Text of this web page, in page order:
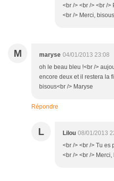
<br /> <br /> <br />
<br /> Merci,
M maryse 04/01/2013 23:08
oh le beau bleu !<br />
encore deux et il restera la
bisous<br /> Maryse
Répondre
L Lilou 08/01/2013
<br /> <br /> Tu es
<br /> <br />